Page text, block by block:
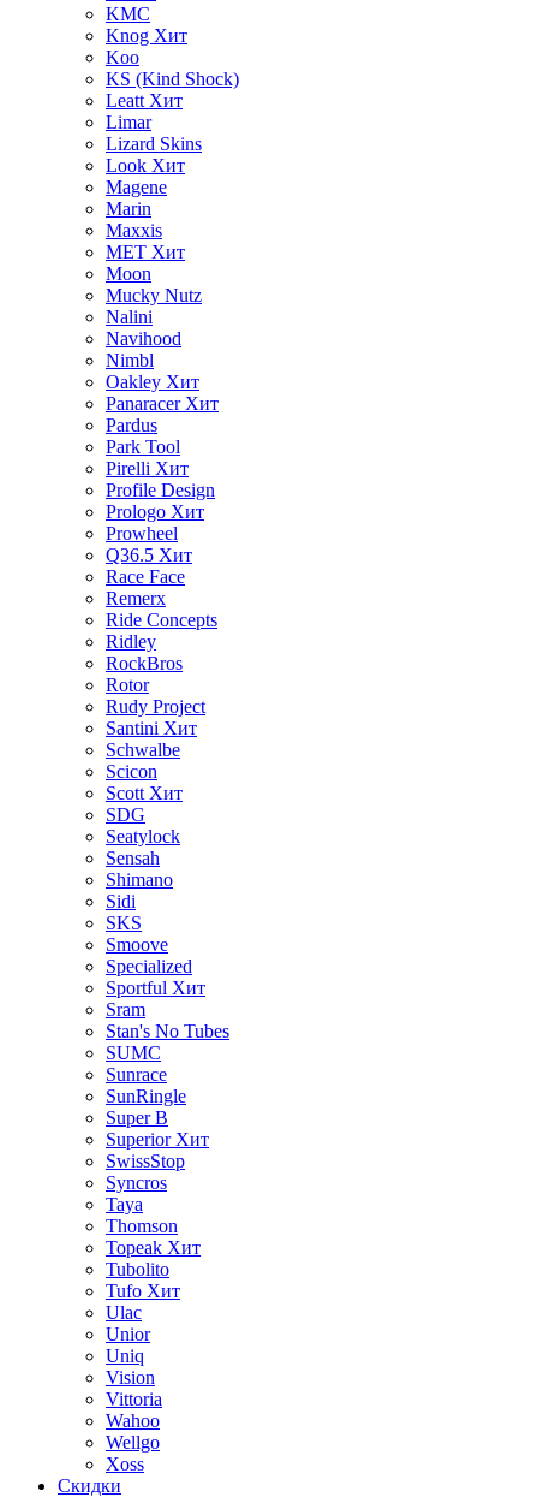
KMC
Knog Хит
Koo
KS (Kind Shock)
Leatt Хит
Limar
Lizard Skins
Look Хит
Magene
Marin
Maxxis
MET Хит
Moon
Mucky Nutz
Nalini
Navihood
Nimbl
Oakley Хит
Panaracer Хит
Pardus
Park Tool
Pirelli Хит
Profile Design
Prologo Хит
Prowheel
Q36.5 Хит
Race Face
Remerx
Ride Concepts
Ridley
RockBros
Rotor
Rudy Project
Santini Хит
Schwalbe
Scicon
Scott Хит
SDG
Seatylock
Sensah
Shimano
Sidi
SKS
Smoove
Specialized
Sportful Хит
Sram
Stan's No Tubes
SUMC
Sunrace
SunRingle
Super B
Superior Хит
SwissStop
Syncros
Taya
Thomson
Topeak Хит
Tubolito
Tufo Хит
Ulac
Unior
Uniq
Vision
Vittoria
Wahoo
Wellgo
Xoss
Скидки